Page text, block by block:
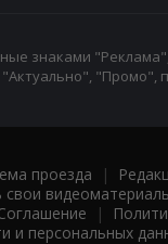
знаками
"Промо",
проезда |
свои
|
и персональных